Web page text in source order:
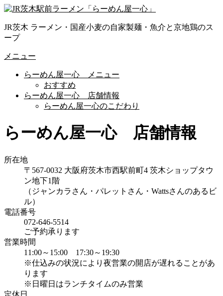
コ
テ
ン
へ
JR茨木 ラーメン・国産小麦の自家製麺・魚介と京地鶏のス
ープ
メニュー
らーめん屋一心 メニュー
おすすめ
らーめん屋一心 店舗情報
らーめん屋一心のこだわり
らーめん屋一心 店舗情報
所在地
〒567-0032 大阪府茨木市西駅前町4 茨木ショップタウ
ン地下1階
（ジャンカラさん・パレットさん・Wattsさんのあるビ
ル）
電話番号
072-646-5514
ご予約承ります
営業時間
11:00～15:00 17:30～19:30
※仕込みの状況により夜営業の開店が遅れることがあ
ります
※日曜日はランチタイムのみ営業
定休日